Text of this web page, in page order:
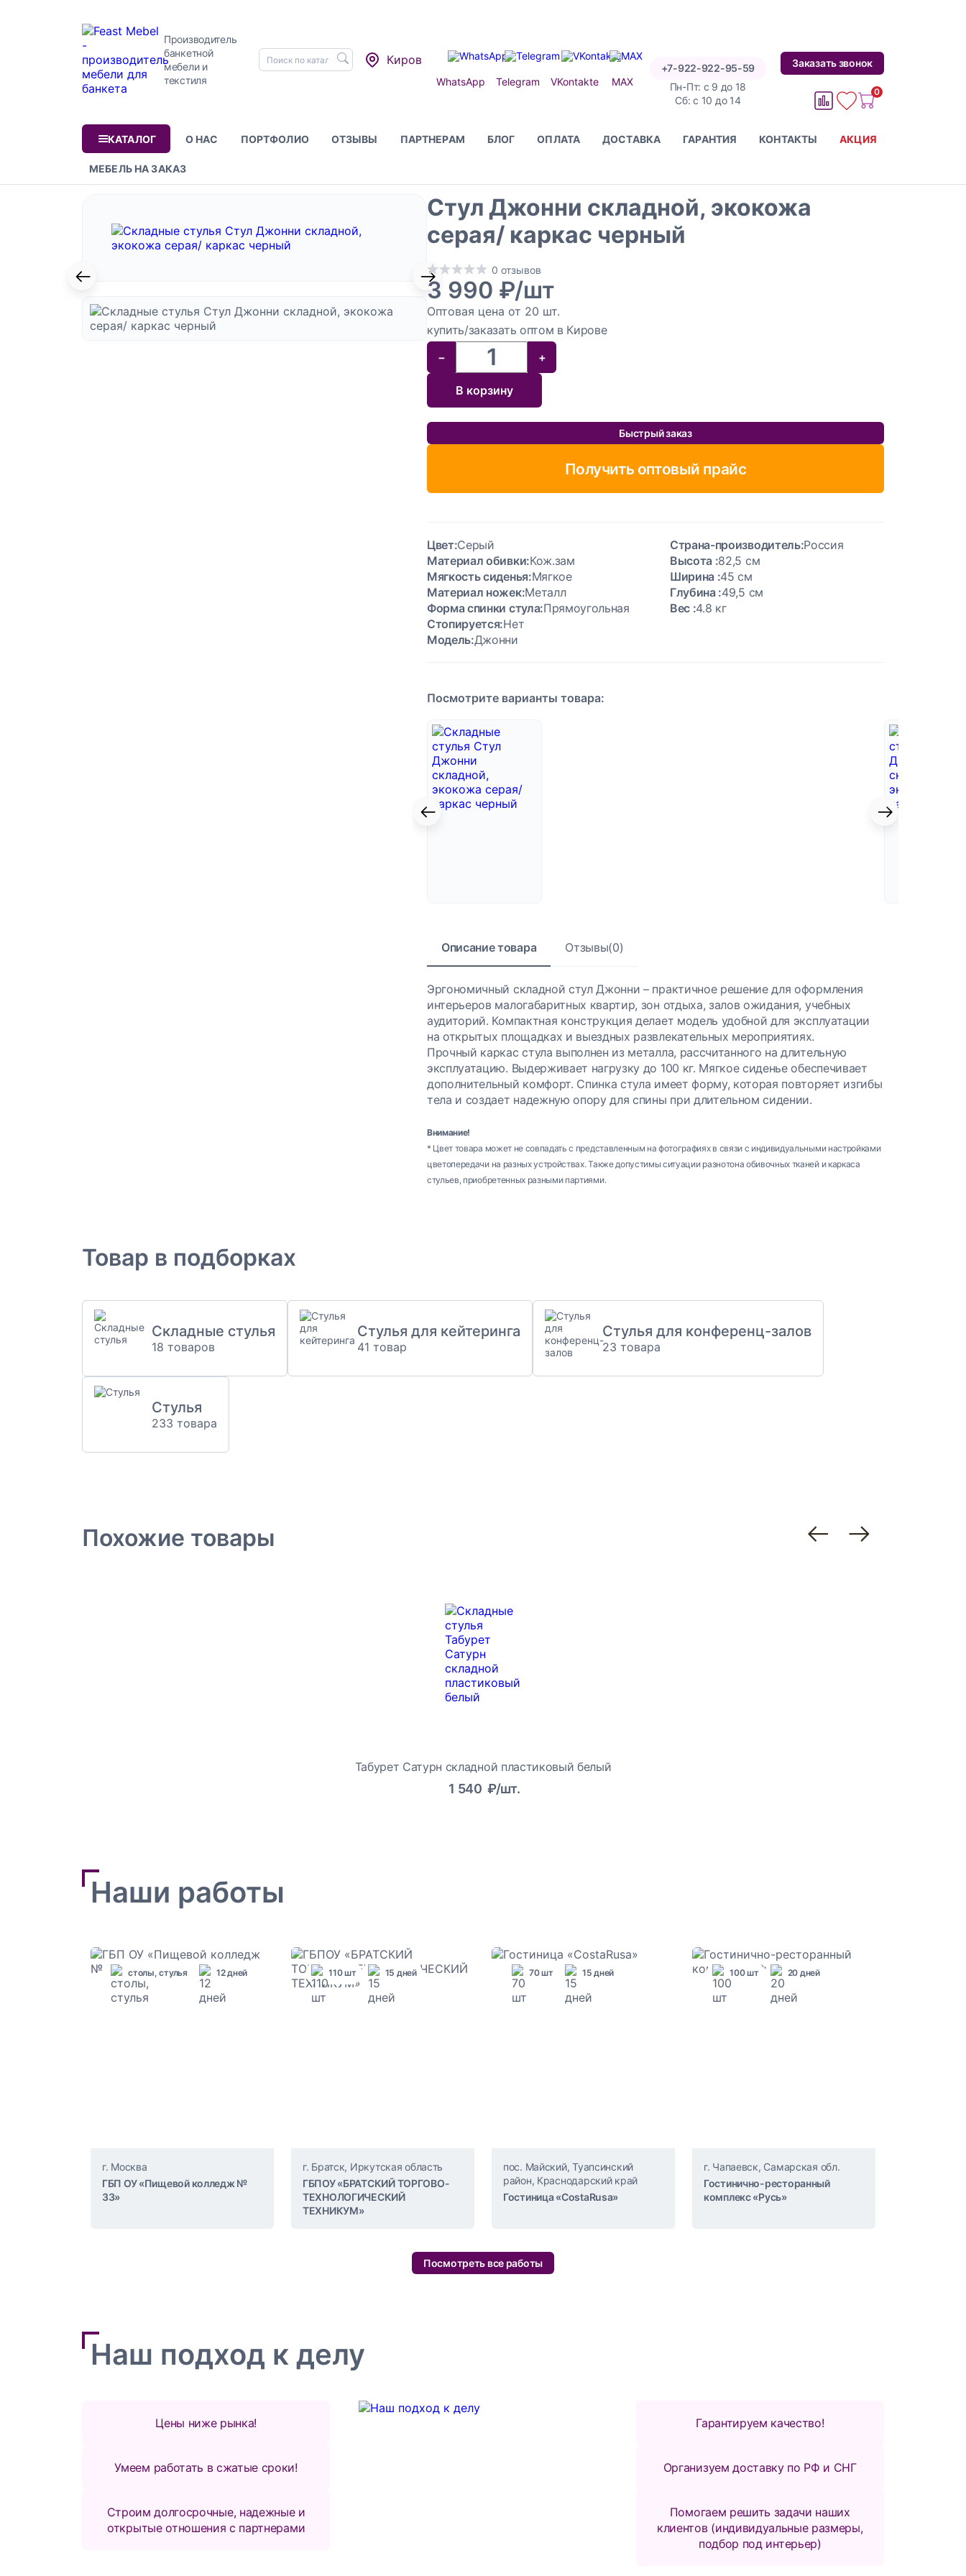
Производитель
банкетной
мебели и
текстиля
Киров
WhatsApp Telegram VKontakte MAX
+7-922-922-95-59
Пн-Пт: с 9 до 18
Cб: с 10 до 14
Заказать звонок
1 1
0
КАТАЛОГ О НАС ПОРТФОЛИО ОТЗЫВЫ ПАРТНЕРАМ БЛОГ ОПЛАТА ДОСТАВКА ГАРАНТИЯ КОНТАКТЫ АКЦИЯ
МЕБЕЛЬ НА ЗАКАЗ
Главная Каталог
Джонни
складной,
экокожа
серая/
Стул Джонни складной, экокожа
серая/ каркас черный
0 отзывов
3 990 ₽/шт
Оптовая цена от 20 шт.
купить/заказать оптом в Кирове
−
+
В корзину
Быстрый заказ
Получить оптовый прайс
Цвет:Серый
Материал обивки:Кож.зам
Мягкость сиденья:Мягкое
Материал ножек:Металл
Форма спинки стула:Прямоугольная
Стопируется:Нет
Модель:Джонни
Страна-производитель:Россия
Высота :82,5 см
Ширина :45 см
Глубина :49,5 см
Вес :4.8 кг
Посмотрите варианты товара:
Описание товара Отзывы(0)
Эргономичный складной стул Джонни – практичное решение для оформления
интерьеров малогабаритных квартир, зон отдыха, залов ожидания, учебных
аудиторий. Компактная конструкция делает модель удобной для эксплуатации
на открытых площадках и выездных развлекательных мероприятиях.
Прочный каркас стула выполнен из металла, рассчитанного на длительную
эксплуатацию. Выдерживает нагрузку до 100 кг. Мягкое сиденье обеспечивает
дополнительный комфорт. Спинка стула имеет форму, которая повторяет изгибы
тела и создает надежную опору для спины при длительном сидении.
Внимание!
* Цвет товара может не совпадать с представленным на фотографиях в связи с индивидуальными настройками
цветопередачи на разных устройствах. Также допустимы ситуации разнотона обивочных тканей и каркаса
стульев, приобретенных разными партиями.
Написать отзыв
Даю согласие на обработку персональных данных на условиях и для целей, определенных в указанной форме сбора персональных данных, а также подтверждаю ознакомление с
политики в отношении обработки персональных данных
Товар в подборках
Складные стулья
18 товаров
Стулья для кейтеринга
41 товар
Стулья для конференц-залов
23 товара
Стулья
233 товара
Похожие товары
Табурет Сатурн складной пластиковый белый
1 540 ₽/шт.
Наши работы
столы, стулья 12 дней
г. Москва
ГБП ОУ «Пищевой колледж №
33»
110 шт 15 дней
г. Братск, Иркутская область
ГБПОУ «БРАТСКИЙ ТОРГОВО-
ТЕХНОЛОГИЧЕСКИЙ
ТЕХНИКУМ»
70 шт 15 дней
пос. Майский, Туапсинский
район, Краснодарский край
Гостиница «CostaRusa»
100 шт 20 дней
г. Чапаевск, Самарская обл.
Гостинично-ресторанный
комплекс «Русь»
Посмотреть все работы
Наш подход к делу
Цены ниже рынка!
Умеем работать в сжатые сроки!
Строим долгосрочные, надежные и
открытые отношения с партнерами
Гарантируем качество!
Организуем доставку по РФ и СНГ
Помогаем решить задачи наших
клиентов (индивидуальные размеры,
подбор под интерьер)